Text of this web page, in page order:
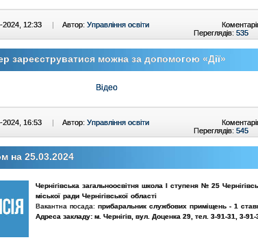
2024, 12:33 | Автор: Управління освіти
Переглядів: 535
зареєструватися можна за допомогою «Дії»
Відео
2024, 16:53 | Автор: Управління освіти
Переглядів: 545
на 25.03.2024
Чернігівська загальноосвітня школа І ступеня № 25
міської ради Чернігівської області
Вакантна посада:прибаральник службових приміщень - 1
Адреса закладу: м. Чернігів, вул. Доценка 29, тел. 3-91-31, 3-91-